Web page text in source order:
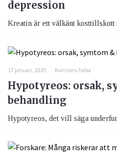
depression
Kreatin är ett välkänt kosttillskott
17 januari, 2025 Kvinnans hälsa
Hypotyreos: orsak,
behandling
Hypotyreos, det vill säga